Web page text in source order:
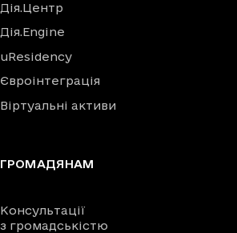
Дія.Центр
Дія.Engine
uResidency
Євроінтеграція
Віртуальні активи
ГРОМАДЯНАМ
Консультації
з громадськістю